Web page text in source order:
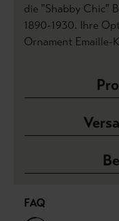
die "Shabby Chic"
1890-1930. Ihre
Ornament Emaille-
FAQ